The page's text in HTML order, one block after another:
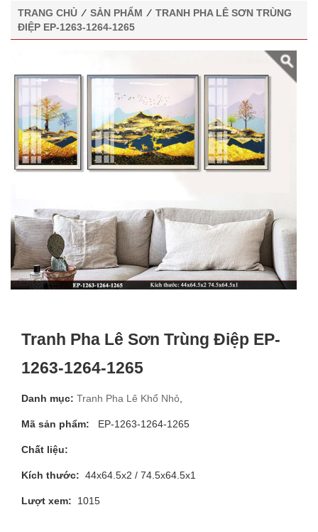
TRANG CHỦ ⁄ SẢN PHẨM ⁄ TRANH PHA LÊ SƠN TRÙNG
ĐIỆP EP-1263-1264-1265
Tranh Pha Lê Sơn Trùng Điệp EP-
1263-1264-1265
Danh mục: Tranh Pha Lê Khổ Nhỏ
Mã sản phẩm: EP-1263-1264-1265
Chất liệu:
Kích thước: 44x64.5x2 / 74.5x64.5x1
Lượt xem: 1015